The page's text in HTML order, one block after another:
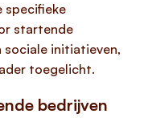
specifieke
startende
sociale initiatieven,
toegelicht.
bedrijven